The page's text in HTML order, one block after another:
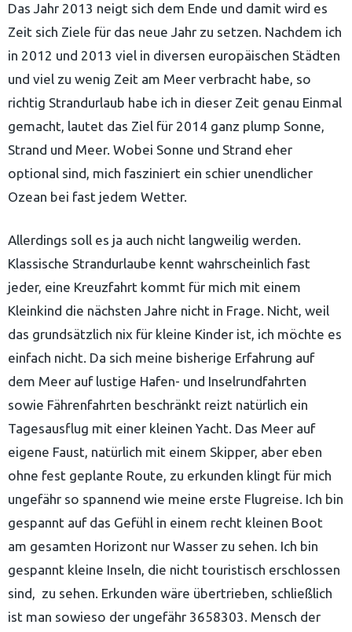
Das Jahr 2013 neigt sich dem Ende und damit wird es
Zeit sich Ziele für das neue Jahr zu setzen. Nachdem ich
in 2012 und 2013 viel in diversen europäischen Städten
und viel zu wenig Zeit am Meer verbracht habe, so
richtig Strandurlaub habe ich in dieser Zeit genau Einmal
gemacht, lautet das Ziel für 2014 ganz plump Sonne,
Strand und Meer. Wobei Sonne und Strand eher
optional sind, mich fasziniert ein schier unendlicher
Ozean bei fast jedem Wetter.
Allerdings soll es ja auch nicht langweilig werden.
Klassische Strandurlaube kennt wahrscheinlich fast
jeder, eine Kreuzfahrt kommt für mich mit einem
Kleinkind die nächsten Jahre nicht in Frage. Nicht, weil
das grundsätzlich nix für kleine Kinder ist, ich möchte es
einfach nicht. Da sich meine bisherige Erfahrung auf
dem Meer auf lustige Hafen- und Inselrundfahrten
sowie Fährenfahrten beschränkt reizt natürlich ein
Tagesausflug mit einer kleinen Yacht. Das Meer auf
eigene Faust, natürlich mit einem Skipper, aber eben
ohne fest geplante Route, zu erkunden klingt für mich
ungefähr so spannend wie meine erste Flugreise. Ich bin
gespannt auf das Gefühl in einem recht kleinen Boot
am gesamten Horizont nur Wasser zu sehen. Ich bin
gespannt kleine Inseln, die nicht touristisch erschlossen
sind, zu sehen. Erkunden wäre übertrieben, schließlich
ist man sowieso der ungefähr 3658303. Mensch der